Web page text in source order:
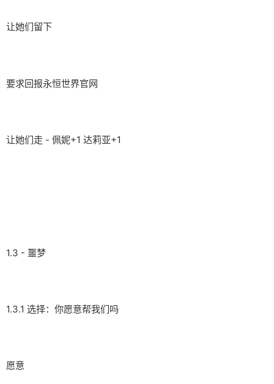
让她们留下
要求回报永恒世界官网
让她们走 - 佩妮+1 达莉亚+1
1.3 - 噩梦
1.3.1 选择：你愿意帮我们吗
愿意